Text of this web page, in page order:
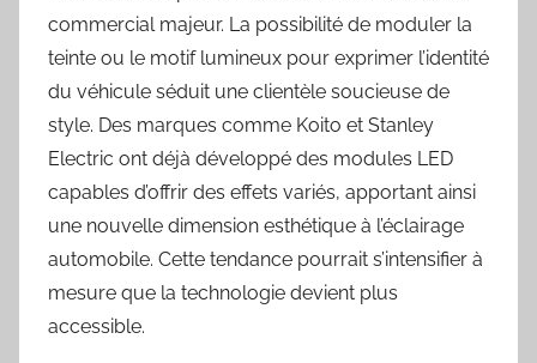
commercial majeur. La possibilité de moduler la
teinte ou le motif lumineux pour exprimer l’identité
du véhicule séduit une clientèle soucieuse de
style. Des marques comme Koito et Stanley
Electric ont déjà développé des modules LED
capables d’offrir des effets variés, apportant ainsi
une nouvelle dimension esthétique à l’éclairage
automobile. Cette tendance pourrait s’intensifier à
mesure que la technologie devient plus
accessible.